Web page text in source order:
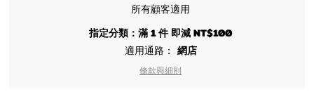
所有顧客適用
指定分類：滿 1 件 即減 NT$100
適用通路： 網店
條款與細則